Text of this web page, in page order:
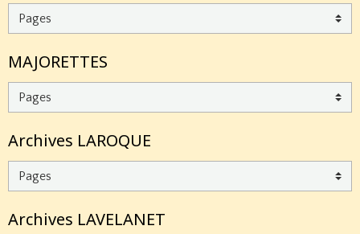
MAJORETTES
Archives LAROQUE
Archives LAVELANET